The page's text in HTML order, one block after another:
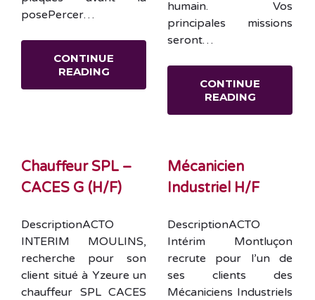
posePercer…
CONTINUE
READING
humain. Vos
principales missions
seront…
CONTINUE
READING
Chauffeur SPL –
CACES G (H/F)
DescriptionACTO
INTERIM MOULINS,
recherche pour son
client situé à Yzeure un
chauffeur SPL CACES
Mécanicien
Industriel H/F
DescriptionACTO
Intérim Montluçon
recrute pour l’un de
ses clients des
Mécaniciens Industriels